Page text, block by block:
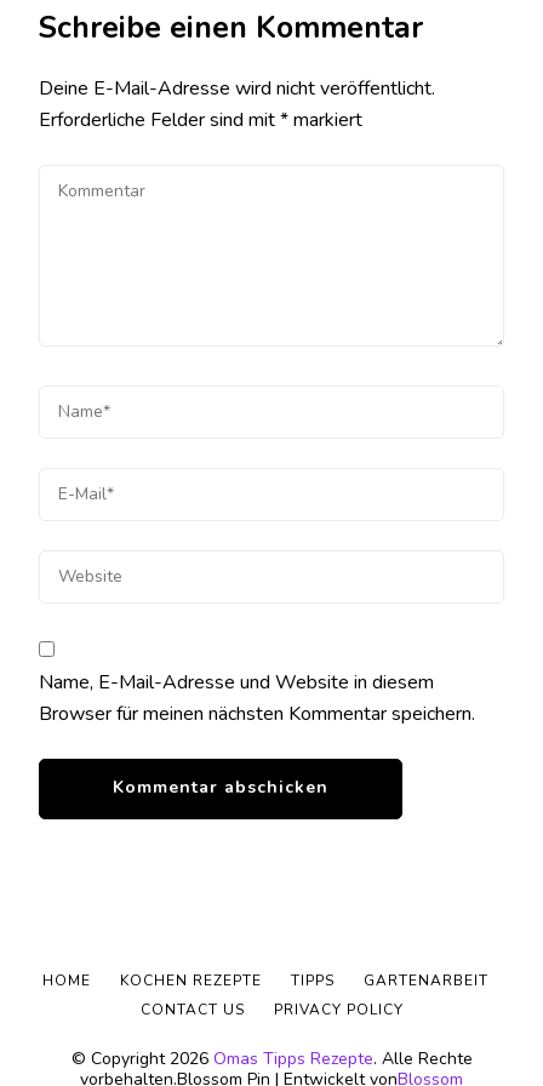
Schreibe einen Kommentar
Deine E-Mail-Adresse wird nicht veröffentlicht.
Erforderliche Felder sind mit*markiert
Name, E-Mail-Adresse und Website in diesem
Browser für meinen nächsten Kommentar speichern.
© Copyright 2026 Omas Tipps Rezepte. Alle Rechte
vorbehalten.Blossom Pin | Entwickelt vonBlossom
HOME KOCHEN REZEPTE TIPPS
GARTENARBEIT
CONTACT US
PRIVACY POLICY